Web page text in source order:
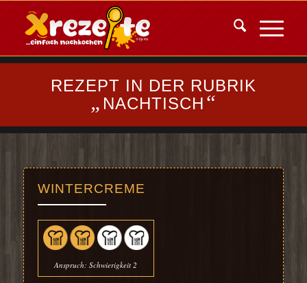
REZEPT IN DER RUBRIK
„ NACHTISCH “
WINTERCREME
Anspruch: Schwierigkeit 2